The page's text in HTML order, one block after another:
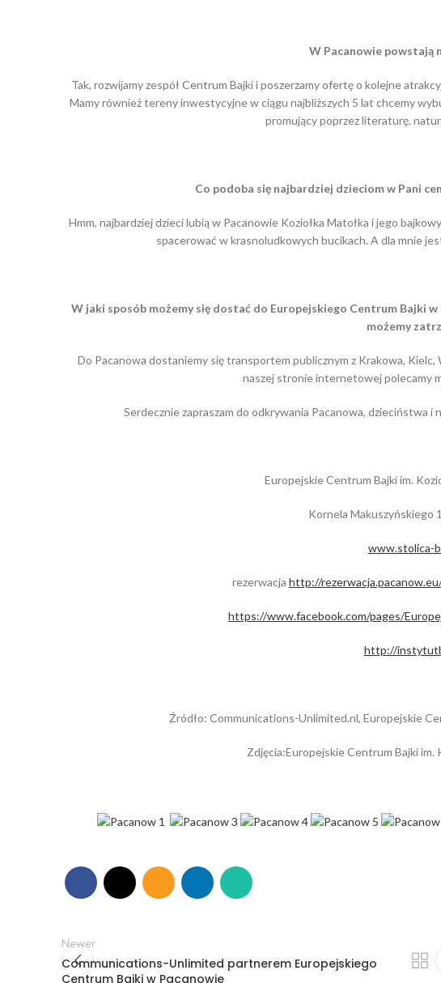
W Pacanowie powstają
Tak, rozwijamy zespół Centrum Bajki i poszerzamy ofertę o kolejne
Mamy również tereny inwestycyjne w ciągu najbliższych 5 lat chcemy
promujący poprzez literaturę,
Co podoba się najbardziej dzieciom w Pani
Hmm, najbardziej dzieci lubią w Pacanowie Koziołka Matołka i jego
spacerować w krasnoludkowych bucikach. A dla mnie
W jaki sposób możemy się dostać do Europejskiego Centrum Bajki
możemy
Do Pacanowa dostaniemy się transportem publicznym z Krakowa, Kielc,
naszej stronie internetowej polecamy
Serdecznie zapraszam do odkrywania Pacanowa, dzieciństwa i
Europejskie Centrum Bajki im.
Kornela Makuszyńskiego
www.stolica-
rezerwacja http://
https://www.facebook.com/pages/
http://
Źródło: Communications-Unlimited.nl, Europejskie
Zdjęcia:Europejskie Centrum Bajki im.
Newer
Communications-Unlimited partnerem Europejskiego
Centrum Bajki w Pacanowie